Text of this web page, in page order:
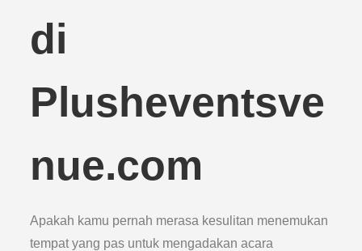
di
Plusheventsve
nue.com
Apakah kamu pernah merasa kesulitan menemukan
tempat yang pas untuk mengadakan acara